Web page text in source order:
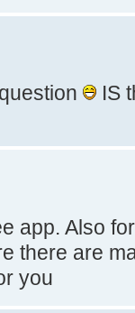
IS
app. Also
there are
you